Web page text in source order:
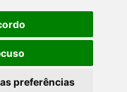
preferências
todas as novidades.